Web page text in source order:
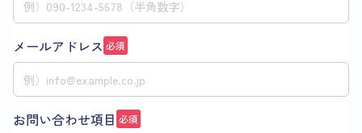
メールアドレス 必須
お問い合わせ項目 必須